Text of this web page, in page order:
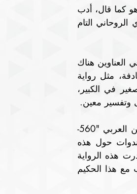
وتفسير معين.
والتي ترحل بنا إلى عوالم أخرى، انتقلت مع جبل قاف، حول محيي الدين ابن العربي "560-